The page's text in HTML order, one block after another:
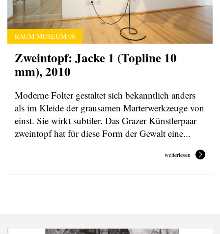
RAUM MUSEUM 06
Zweintopf: Jacke 1 (Topline 10
mm), 2010
Moderne Folter gestaltet sich bekanntlich anders
als im Kleide der grausamen Marterwerkzeuge von
einst. Sie wirkt subtiler. Das Grazer Künstlerpaar
zweintopf hat für diese Form der Gewalt eine...
weiterlesen